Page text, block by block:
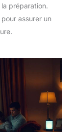
préparation.
assurer un